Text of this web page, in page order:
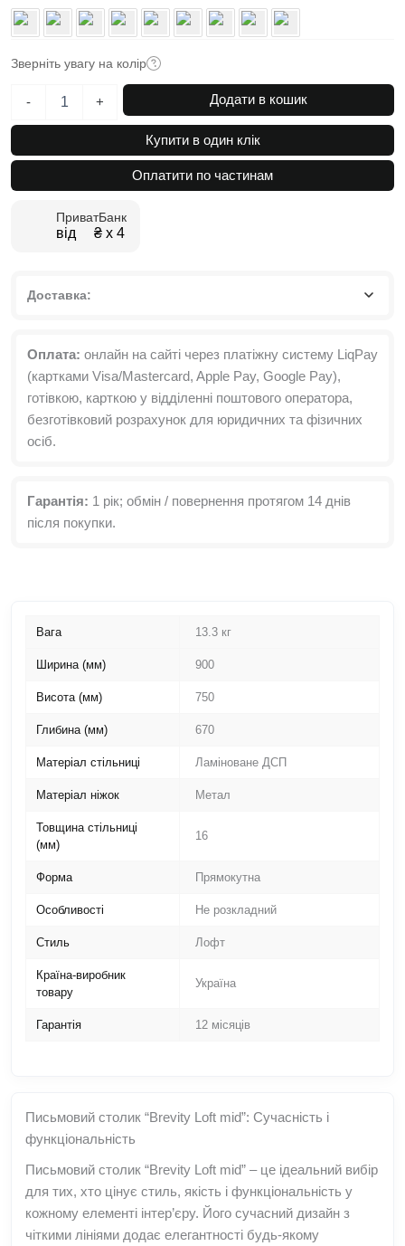
Зверніть увагу на колір
-
Brevity
mid
кількість
+ Додати в кошик
Купити в один клік
Оплатити по частинам
ПриватБанк
від ₴ х 4
Доставка:
Оплата: онлайн на сайті через платіжну систему LiqPay
(картками Visa/Mastercard, Apple Pay, Google Pay),
готівкою, карткою у відділенні поштового оператора,
безготівковий розрахунок для юридичних та фізичних
осіб.
Гарантія: 1 рік; обмін / повернення протягом 14 днів
після покупки.
Вага 13.3 кг
Ширина (мм) 900
Висота (мм) 750
Глибина (мм) 670
Матеріал стільниці Ламіноване ДСП
Матеріал ніжок Метал
Товщина стільниці
(мм)
16
Форма Прямокутна
Особливості Не розкладний
Стиль Лофт
Країна-виробник
товару
Україна
Гарантія 12 місяців
Письмовий столик “Brevity Loft mid”: Сучасність і
функціональність
Письмовий столик “Brevity Loft mid” – це ідеальний вибір
для тих, хто цінує стиль, якість і функціональність у
кожному елементі інтер’єру. Його сучасний дизайн з
чіткими лініями додає елегантності будь-якому